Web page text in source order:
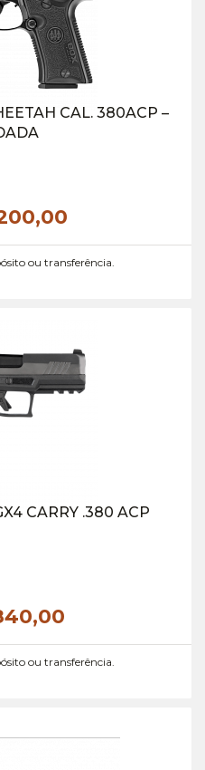
CAL. 380ACP –
00
ou transferência.
CARRY .380 ACP
00
ou transferência.